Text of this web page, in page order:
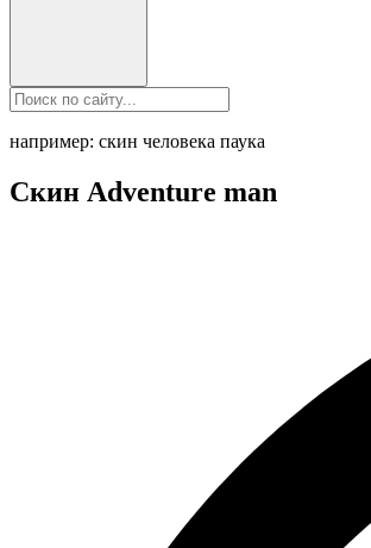
например: скин человека паука
Скин Adventure man